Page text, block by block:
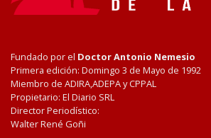
Fundado por el Doctor Antonio Nemesio
Primera edición: Domingo 3 de Mayo de 1992
Miembro de ADIRA,ADEPA y CPPAL
Propietario: El Diario SRL
Director Periodístico:
Walter René Goñi